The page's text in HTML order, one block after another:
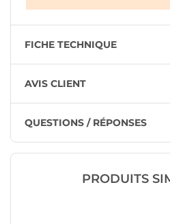
FICHE TECHNIQUE
AVIS CLIENT
QUESTIONS / RÉPONSES
PRODUITS